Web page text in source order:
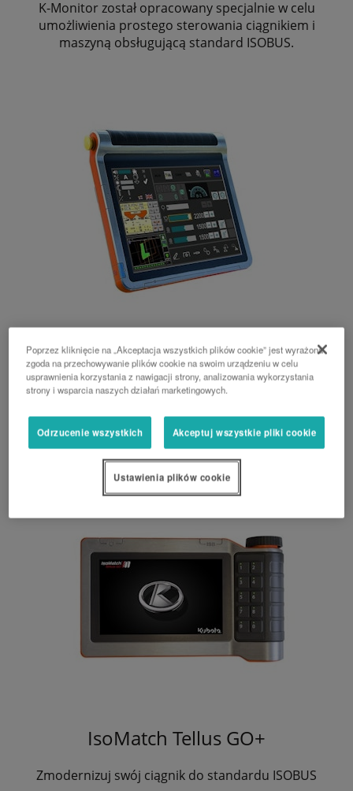
K-Monitor został opracowany specjalnie w celu
umożliwienia prostego sterowania ciągnikiem i
maszyną obsługującą standard ISOBUS.
K-Monitor Pro
Jeden terminal do sterowania wszystkimi
obsługującymi standard ISOBUS
IsoMatch Tellus GO+
Zmodernizuj swój ciągnik do standardu ISOBUS
Poprzez kliknięcie na „Akceptacja wszystkich plików cookie” jest wyrażona
zgoda na przechowywanie plików cookie na swoim urządzeniu w celu
usprawnienia korzystania z nawigacji strony, analizowania wykorzystania
strony i wsparcia naszych działań marketingowych.
Odrzucenie wszystkich Akceptuj wszystkie pliki cookie
Ustawienia plików cookie